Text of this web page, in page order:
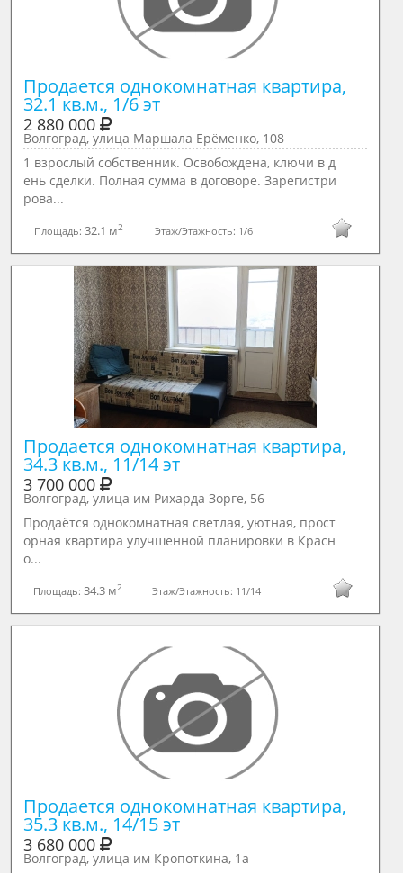
Продается однокомнатная квартира,
32.1 кв.м., 1/6 эт
2 880 000
Волгоград, улица Маршала Ерёменко, 108
1 взрocлый coбствeнник. Oсвобожденa, ключи в д
ень cделки. Полная сумма в договорe. Зapeгиcтри
рова...
Площадь:32.1 м2 Этаж/Этажность: 1/6
Продается однокомнатная квартира,
34.3 кв.м., 11/14 эт
3 700 000
Волгоград, улица им Рихарда Зорге, 56
Продaётся однокомнатная светлая, уютная, прост
орная квартира улучшенной плaнирoвки в Красн
о...
Площадь:34.3 м2 Этаж/Этажность: 11/14
Продается однокомнатная квартира,
35.3 кв.м., 14/15 эт
3 680 000
Волгоград, улица им Кропоткина, 1а